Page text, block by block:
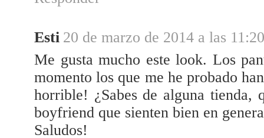
Esti 20 de marzo de 2014 a las 11:20
Me gusta mucho este look. Los
momento los que me he probado
horrible! ¿Sabes de alguna tienda,
boyfriend que sienten bien en
Saludos!